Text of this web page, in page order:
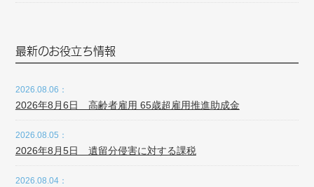
最新のお役立ち情報
2026.08.06：
2026年8月6日 高齢者雇用 65歳超雇用推進助成金
2026.08.05：
2026年8月5日 遺留分侵害に対する課税
2026.08.04：